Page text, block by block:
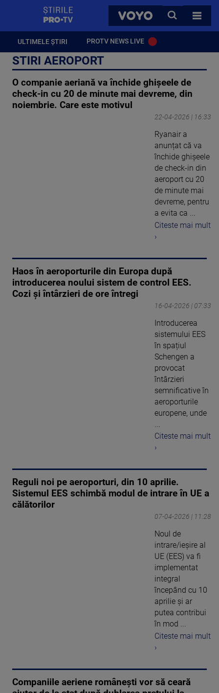
VOYO
CAUTA
TOATE
ULTIMELE ȘTIRI PROTV NEWS LIVE
STIRI AEROPORT
O companie aeriană va închide ghișeele de
check-in cu 20 de minute mai devreme, din
noiembrie. Care este motivul
22-04-2026 | 16:33
Ryanair a
anunțat că va
închide ghișeele
de check-in din
aeroport cu 20
de minute mai
devreme, pentru
a evita ca ...
Citeste mai mult
›
Haos în aeroporturile din Europa după
introducerea noului sistem de control EES.
Cozi și întârzieri de ore întregi
16-04-2026 | 07:33
Introducerea
sistemului EES
în spațiul
Schengen a
provocat
întârzieri
semnificative în
aeroporturile
europene, unde
Citeste mai mult
›
Reguli noi pe aeroporturi, din 10 aprilie.
Sistemul EES schimbă modul de intrare în UE a
călătorilor
07-04-2026 | 11:28
Noul de
intrare/ieșire al
UE (EES) va fi
implementat
integral
începând cu 10
aprilie și ar
putea contribui
în mod ...
Citeste mai mult
›
Companiile aeriene românești vor să ceară